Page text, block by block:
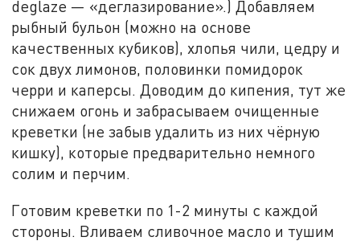
deglaze — «деглазирование».) Добавляем
рыбный бульон (можно на основе
качественных кубиков), хлопья чили, цедру и
сок двух лимонов, половинки помидорок
черри и каперсы. Доводим до кипения, тут же
снижаем огонь и забрасываем очищенные
креветки (не забыв удалить из них чёрную
кишку), которые предварительно немного
солим и перчим.
Готовим креветки по 1-2 минуты с каждой
стороны. Вливаем сливочное масло и тушим